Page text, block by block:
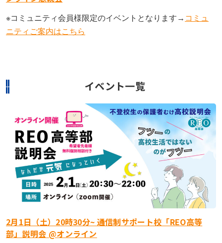
※コミュニティ会員様限定のイベントとなります→ コミュ
ニティご案内はこちら
イベント一覧
2月1日（土）20時30分~ 通信制サポート校「REO高等
部」説明会 @オンライン